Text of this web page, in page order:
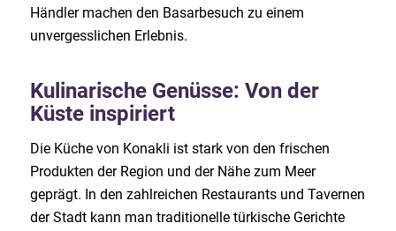
Händler machen den Basarbesuch zu einem
unvergesslichen Erlebnis.
Kulinarische Genüsse: Von der
Küste inspiriert
Die Küche von Konakli ist stark von den frischen
Produkten der Region und der Nähe zum Meer
geprägt. In den zahlreichen Restaurants und Tavernen
der Stadt kann man traditionelle türkische Gerichte